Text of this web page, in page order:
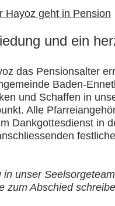
und ein
das Pensionsalter
Baden-
und Schaffen in
Alle
Dankgottesdienst in
unser
zum Abschied